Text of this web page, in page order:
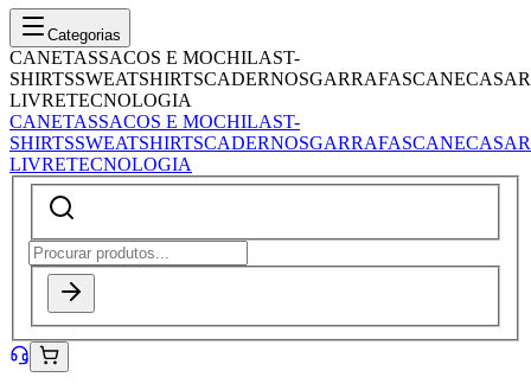
Categorias
CANETASSACOS E MOCHILAST-
SHIRTSSWEATSHIRTSCADERNOSGARRAFASCANECASAR
LIVRETECNOLOGIA
CANETASSACOS E MOCHILAST-
SHIRTSSWEATSHIRTSCADERNOSGARRAFASCANECASAR
LIVRETECNOLOGIA